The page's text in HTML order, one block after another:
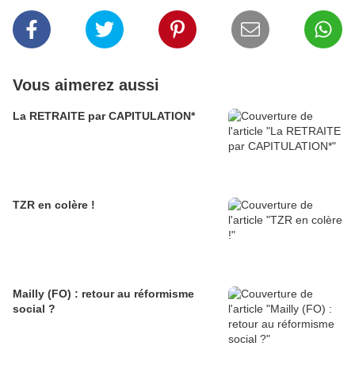
Vous aimerez aussi
La RETRAITE par CAPITULATION*
TZR en colère !
Mailly (FO) : retour au réformisme
social ?